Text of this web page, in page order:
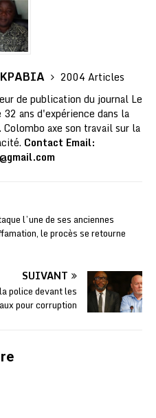
2004 Articles
de publication du journal Le
ans d'expérience dans la
axe son travail sur la
Contact Email:
l’une de ses anciennes
le procès se retourne
SUIVANT
police devant les
pour corruption